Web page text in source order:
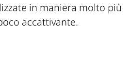
in maniera molto più
accattivante.